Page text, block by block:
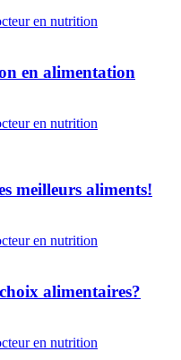
en nutrition
en alimentation
en nutrition
meilleurs aliments!
en nutrition
alimentaires?
en nutrition